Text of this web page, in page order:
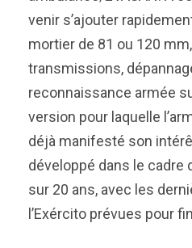
venir s’ajouter
mortier de 81 ou 120
transmissions,
reconnaissance armée
version pour laquelle
déjà manifesté son
développé dans le cadre
sur 20 ans, avec les
l’Exército prévues pour